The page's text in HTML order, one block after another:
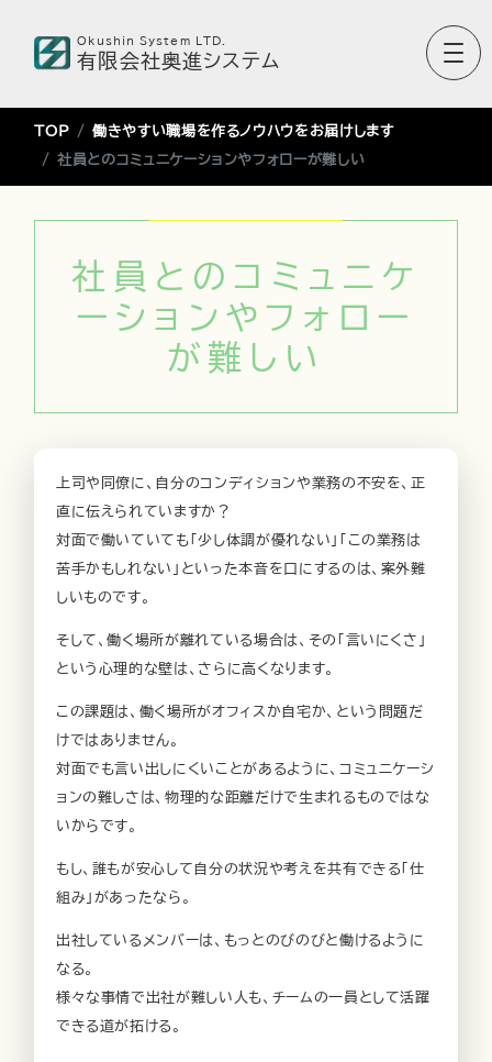
Okushin System LTD.
有限会社奥進システム
TOP
働きやすい職場を作るノウハウをお届けします
社員とのコミュニケーションやフォローが難しい
社員とのコミュニケ
ーションやフォロー
が難しい
上司や同僚に、自分のコンディションや業務の不安を、正
直に伝えられていますか？
対面で働いていても「少し体調が優れない」「この業務は
苦手かもしれない」といった本音を口にするのは、案外難
しいものです。
そして、働く場所が離れている場合は、その「言いにくさ」
という心理的な壁は、さらに高くなります。
この課題は、働く場所がオフィスか自宅か、という問題だ
けではありません。
対面でも言い出しにくいことがあるように、コミュニケーシ
ョンの難しさは、物理的な距離だけで生まれるものではな
いからです。
もし、誰もが安心して自分の状況や考えを共有できる「仕
組み」があったなら。
出社しているメンバーは、もっとのびのびと働けるように
なる。
様々な事情で出社が難しい人も、チームの一員として活躍
できる道が拓ける。